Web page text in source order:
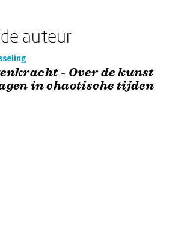
auteur
- Over de kunst
in chaotische tijden